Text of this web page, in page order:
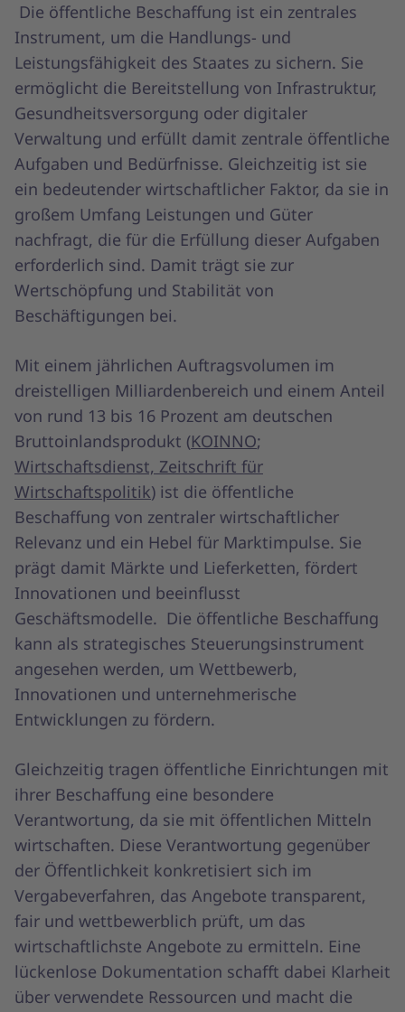
Die öffentliche Beschaffung ist ein zentrales
Instrument, um die Handlungs- und
Leistungsfähigkeit des Staates zu sichern. Sie
ermöglicht die Bereitstellung von Infrastruktur,
Gesundheitsversorgung oder digitaler
Verwaltung und erfüllt damit zentrale öffentliche
Aufgaben und Bedürfnisse. Gleichzeitig ist sie
ein bedeutender wirtschaftlicher Faktor, da sie in
großem Umfang Leistungen und Güter
nachfragt, die für die Erfüllung dieser Aufgaben
erforderlich sind. Damit trägt sie zur
Wertschöpfung und Stabilität von
Beschäftigungen bei.
Mit einem jährlichen Auftragsvolumen im
dreistelligen Milliardenbereich und einem Anteil
von rund 13 bis 16 Prozent am deutschen
Bruttoinlandsprodukt (KOINNO;
Wirtschaftsdienst, Zeitschrift für
Wirtschaftspolitik) ist die öffentliche
Beschaffung von zentraler wirtschaftlicher
Relevanz und ein Hebel für Marktimpulse. Sie
prägt damit Märkte und Lieferketten, fördert
Innovationen und beeinflusst
Geschäftsmodelle. Die öffentliche Beschaffung
kann als strategisches Steuerungsinstrument
angesehen werden, um Wettbewerb,
Innovationen und unternehmerische
Entwicklungen zu fördern.
Gleichzeitig tragen öffentliche Einrichtungen mit
ihrer Beschaffung eine besondere
Verantwortung, da sie mit öffentlichen Mitteln
wirtschaften. Diese Verantwortung gegenüber
der Öffentlichkeit konkretisiert sich im
Vergabeverfahren, das Angebote transparent,
fair und wettbewerblich prüft, um das
wirtschaftlichste Angebote zu ermitteln. Eine
lückenlose Dokumentation schafft dabei Klarheit
über verwendete Ressourcen und macht die